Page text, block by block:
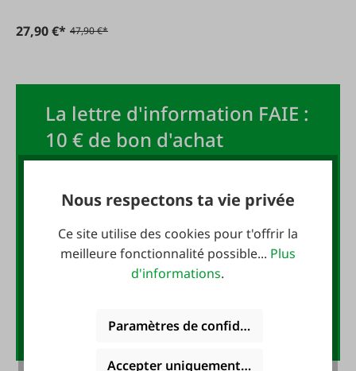
27,90 €* 47,90 €*
La lettre d'information FAIE :
10 € de bon d'achat
Inscrivez-vous maintenant à la
newsletter FAIE et recevez un
bon d'achat de 10 EUR !
Adresse e-mail*
Anmelden
Nous respectons ta vie privée
Ce site utilise des cookies pour t'offrir la
meilleure fonctionnalité possible... Plus
d'informations.
Paramètres de confidentialité
Accepter uniquement les cookies